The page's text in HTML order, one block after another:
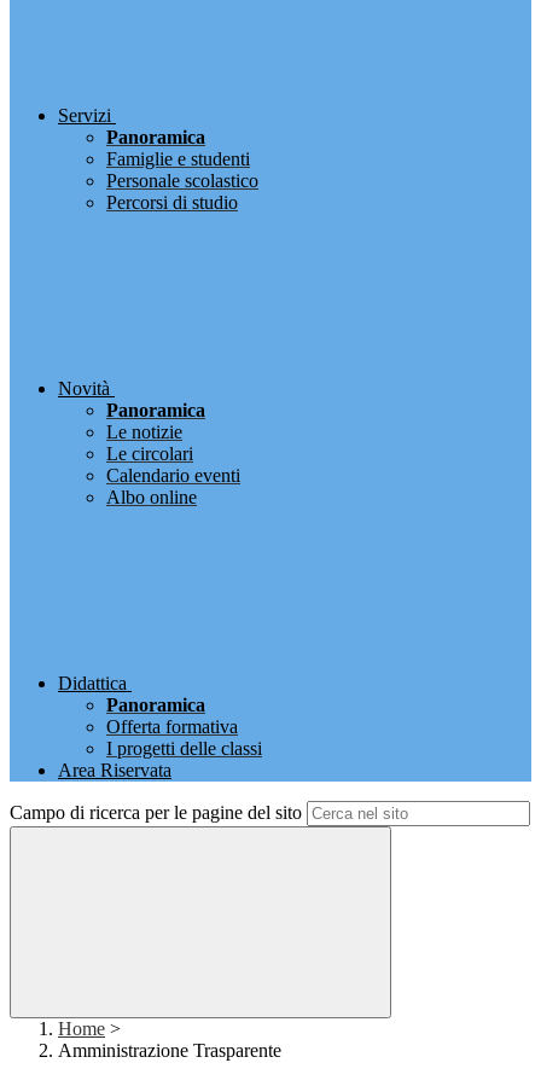
Servizi
Panoramica
Famiglie e studenti
Personale scolastico
Percorsi di studio
Novità
Panoramica
Le notizie
Le circolari
Calendario eventi
Albo online
Didattica
Panoramica
Offerta formativa
I progetti delle classi
Area Riservata
Campo di ricerca per le pagine del sito
Home >
Amministrazione Trasparente